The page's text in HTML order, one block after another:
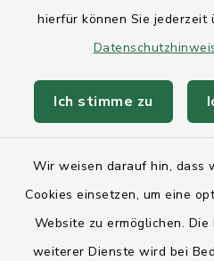
hierfür können Sie jederzeit
Ich stimme zu
Wir weisen darauf hin, dass
Cookies einsetzen, um eine
Website zu ermöglichen.
weiterer Dienste wird bei